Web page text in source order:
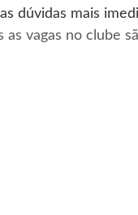
dúvidas mais
vagas no clube